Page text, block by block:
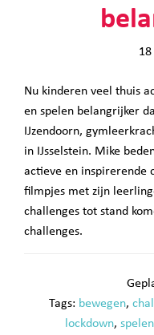
Nu kinderen veel thuis
en spelen belangrijker
IJzendoorn,
in IJsselstein. Mike
actieve en inspirerende
filmpjes met zijn
challenges tot stand
challenges.
Tags: bewegen,
lockdown, spelen